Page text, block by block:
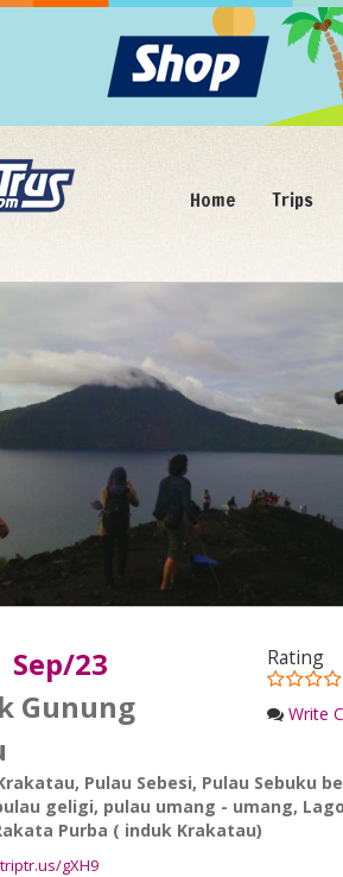
Home Trips
Rating
Write
23
Gunung
, Pulau Sebesi, Pulau Sebuku
geligi, pulau umang - umang,
Purba ( induk Krakatau)
gXH9